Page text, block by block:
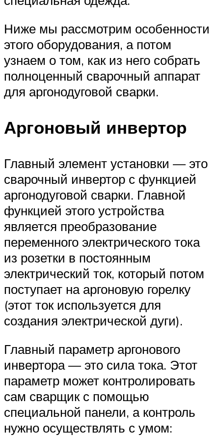
Ниже мы рассмотрим особенности
этого оборудования, а потом
узнаем о том, как из него собрать
полноценный сварочный аппарат
для аргонодуговой сварки.
Аргоновый инвертор
Главный элемент установки — это
сварочный инвертор с функцией
аргонодуговой сварки. Главной
функцией этого устройства
является преобразование
переменного электрического тока
из розетки в постоянным
электрический ток, который потом
поступает на аргоновую горелку
(этот ток используется для
создания электрической дуги).
Главный параметр аргонового
инвертора — это сила тока. Этот
параметр может контролировать
сам сварщик с помощью
специальной панели, а контроль
нужно осуществлять с умом: